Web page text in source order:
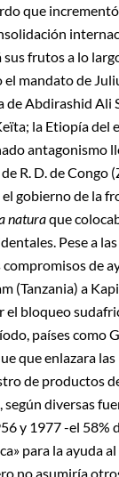
que
frutos a lo
el mandato de
de Abdirashid Ali
la Etiopía del
R. D. de
gobierno de la
naturaque
Pese a
de
(Tanzania) a
bloqueo
países como
que enlazara
de productos
según diversas
y 1977 -el 58%
para la ayuda
no asumiría